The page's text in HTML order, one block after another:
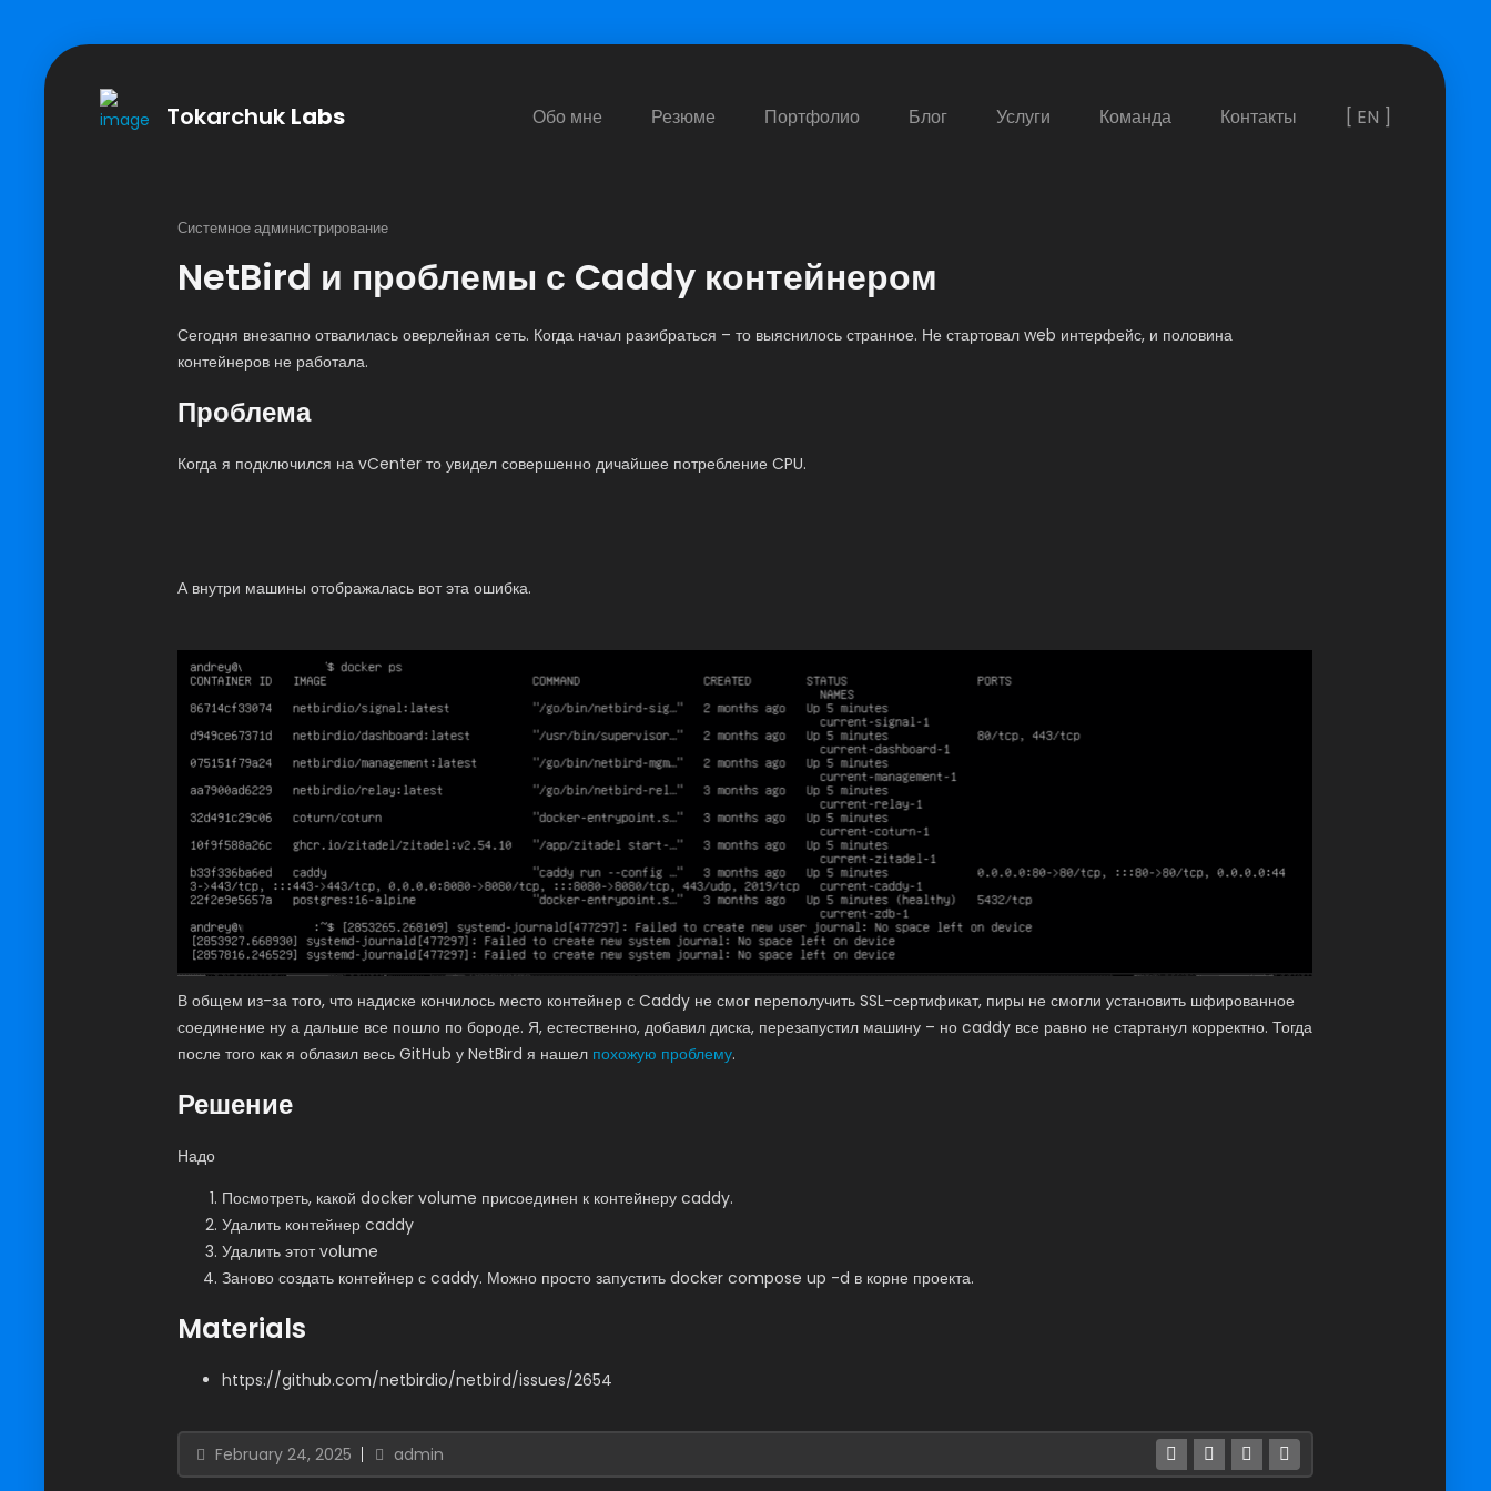
Tokarchuk Labs Обо мне Резюме Портфолио Блог Услуги Команда Контакты [ EN ]
Системное администрирование
NetBird и проблемы с Caddy контейнером
Сегодня внезапно отвалилась оверлейная сеть. Когда начал разибраться – то выяснилось странное. Не стартовал web интерфейс, и половина
контейнеров не работала.
Проблема
Когда я подключился на vCenter то увидел совершенно дичайшее потребление CPU.
А внутри машины отображалась вот эта ошибка.
В общем из-за того, что надиске кончилось место контейнер с Caddy не смог переполучить SSL-сертификат, пиры не смогли установить шфированное
соединение ну а дальше все пошло по бороде. Я, естественно, добавил диска, перезапустил машину – но caddy все равно не стартанул корректно. Тогда
после того как я облазил весь GitHub у NetBird я нашел похожую проблему.
Решение
Надо
Посмотреть, какой docker volume присоединен к контейнеру caddy.
Удалить контейнер caddy
Удалить этот volume
Заново создать контейнер с caddy. Можно просто запустить docker compose up -d в корне проекта.
Materials
https://github.com/netbirdio/netbird/issues/2654
February 24, 2025 admin